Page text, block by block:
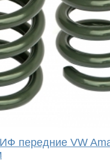
передние VW